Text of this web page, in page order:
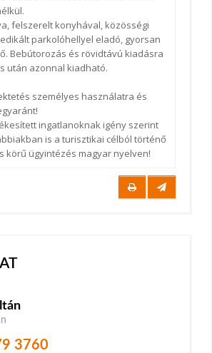
felszerelt konyhával, közösségi
parkolóhellyel eladó, gyorsan
Bebútorozás és rövidtávú kiadásra
után azonnal kiadható.
személyes használatra és
ingatlanoknak igény szerint
is a turisztikai célból történő
körű ügyintézés magyar nyelven!
3760